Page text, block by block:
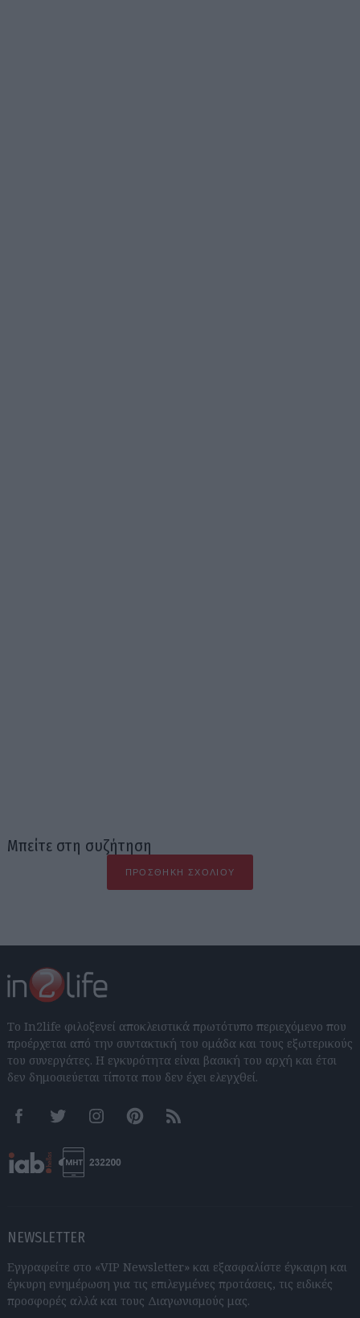
Μπείτε στη συζήτηση
ΠΡΟΣΘΉΚΗ ΣΧΟΛΊΟΥ
Το In2life φιλοξενεί αποκλειστικά πρωτότυπο περιεχόμενο που
προέρχεται από την συντακτική του ομάδα και τους εξωτερικούς
του συνεργάτες. Η εγκυρότητα είναι βασική του αρχή και έτσι
δεν δημοσιεύεται τίποτα που δεν έχει ελεγχθεί.
FacebookTwitter InstagramPinterestRSS feeds
NEWSLETTER
Εγγραφείτε στο «VIP Newsletter» και εξασφαλίστε έγκαιρη και
έγκυρη ενημέρωση για τις επιλεγμένες προτάσεις, τις ειδικές
προσφορές αλλά και τους Διαγωνισμούς μας.